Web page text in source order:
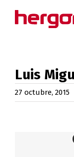
Luis
27 octubre, 2015